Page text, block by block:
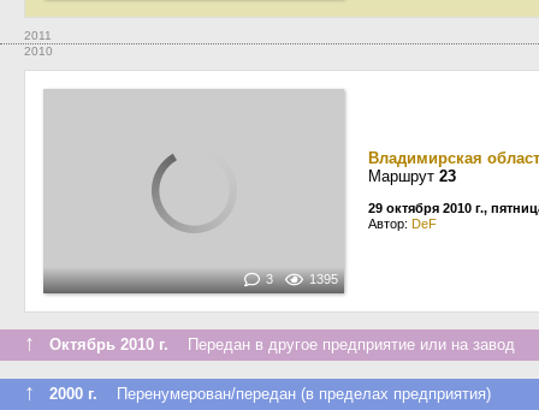
2011
2010
3 1395
Владимирская
Маршрут 23
29 октября 2010 г.,
Автор: DeF
↑ Октябрь 2010 г. Передан в другое предприятие или на завод
↑ 2000 г. Перенумерован/передан (в пределах предприятия)